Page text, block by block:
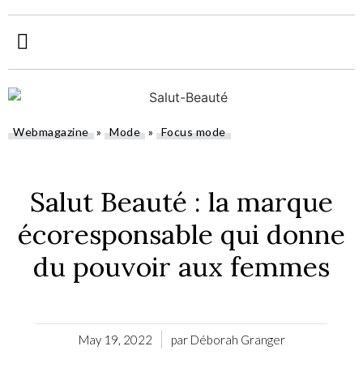
Webmagazine » Mode » Focus mode »
Salut Beauté : la marque
écoresponsable qui donne
du pouvoir aux femmes
May 19, 2022 parDéborah Granger